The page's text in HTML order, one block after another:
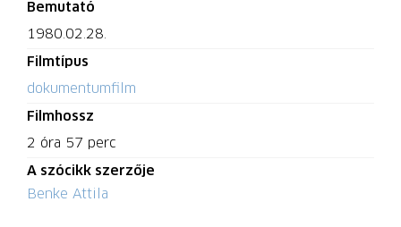
Bemutató
1980.02.28.
Filmtípus
dokumentumfilm
Filmhossz
2 óra 57 perc
A szócikk szerzője
Benke Attila